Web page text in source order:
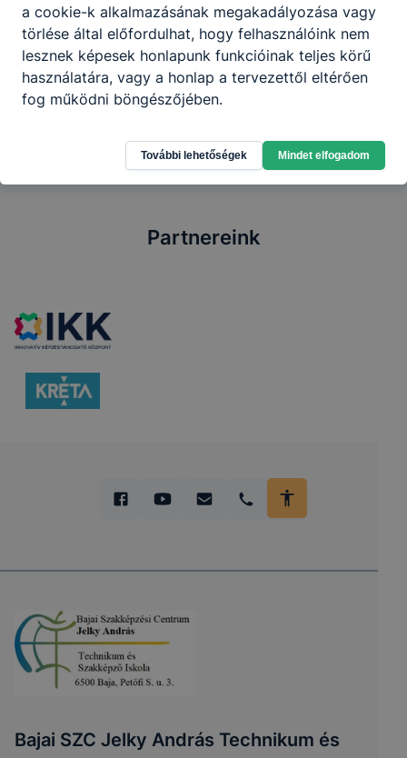
Megosztás
Partnereink
Bajai SZC Jelky András Technikum és
a cookie-k alkalmazásának megakadályozása vagy
törlése által előfordulhat, hogy felhasználóink nem
lesznek képesek honlapunk funkcióinak teljes körű
használatára, vagy a honlap a tervezettől eltérően
fog működni böngészőjében.
További lehetőségek Mindet elfogadom